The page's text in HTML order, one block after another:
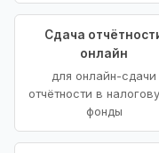
Сдача
онлайн
для онлайн-сдачи
отчётности в
фонды